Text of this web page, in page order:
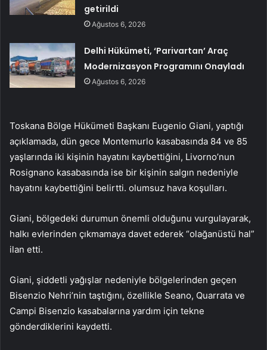
getirildi
Ağustos 6, 2026
Delhi Hükümeti, ‘Parivartan’ Araç
Modernizasyon Programını Onayladı
Ağustos 6, 2026
Toskana Bölge Hükümeti Başkanı Eugenio Giani, yaptığı
açıklamada, dün gece Montemurlo kasabasında 84 ve 85
yaşlarında iki kişinin hayatını kaybettiğini, Livorno’nun
Rosignano kasabasında ise bir kişinin salgın nedeniyle
hayatını kaybettiğini belirtti. olumsuz hava koşulları.
Giani, bölgedeki durumun önemli olduğunu vurgulayarak,
halkı evlerinden çıkmamaya davet ederek “olağanüstü hal”
ilan etti.
Giani, şiddetli yağışlar nedeniyle bölgelerinden geçen
Bisenzio Nehri’nin taştığını, özellikle Seano, Quarrata ve
Campi Bisenzio kasabalarına yardım için tekne
gönderdiklerini kaydetti.